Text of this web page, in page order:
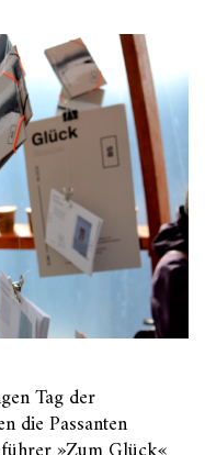
Tag der
die Passanten